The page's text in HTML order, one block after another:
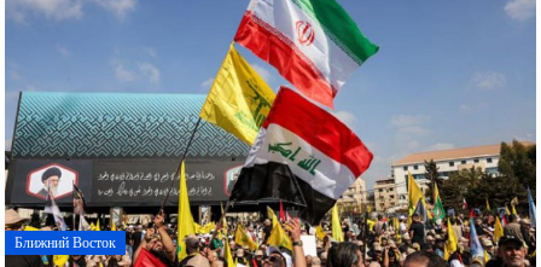
Ближний Восток